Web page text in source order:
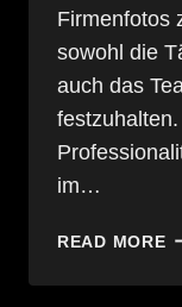
Firmenfotos
sowohl die
auch das
im…
READ MORE